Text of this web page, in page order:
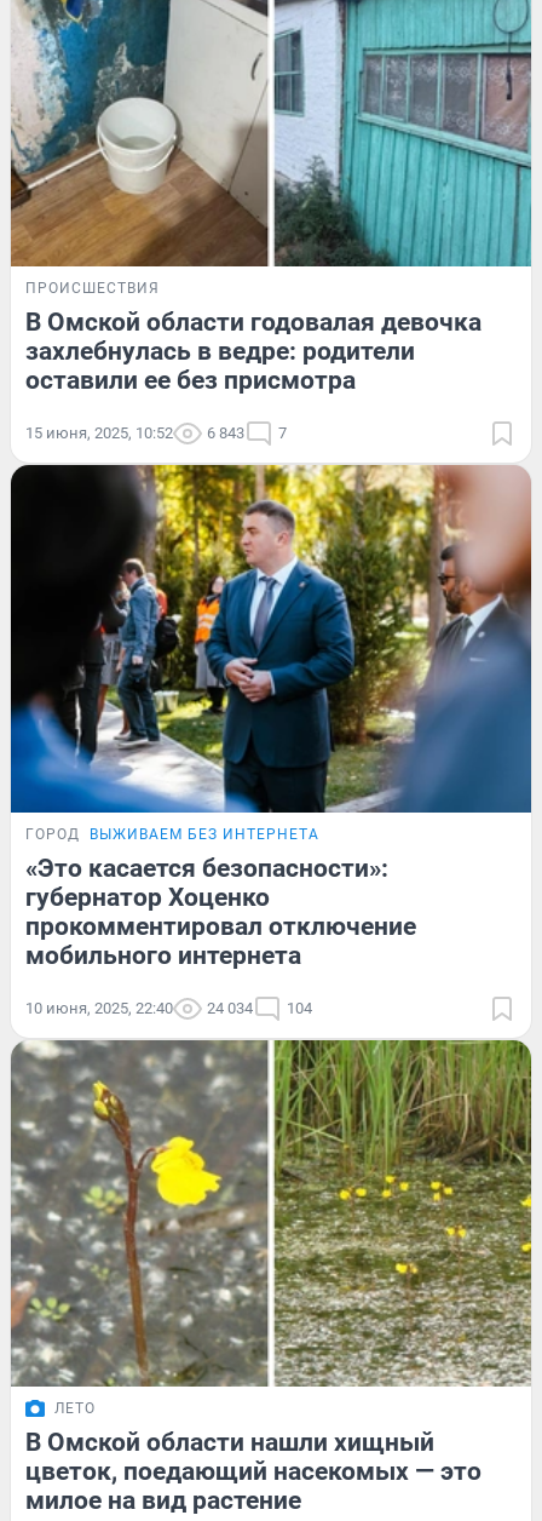
ПРОИСШЕСТВИЯ
В Омской области годовалая девочка
захлебнулась в ведре: родители
оставили ее без присмотра
15 июня, 2025, 10:52 6 843 7
ГОРОД ВЫЖИВАЕМ БЕЗ ИНТЕРНЕТА
«Это касается безопасности»:
губернатор Хоценко
прокомментировал отключение
мобильного интернета
10 июня, 2025, 22:40 24 034 104
ЛЕТО
В Омской области нашли хищный
цветок, поедающий насекомых — это
милое на вид растение